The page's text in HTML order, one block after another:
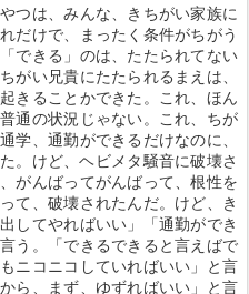
つは、みんな、きちがい家族に
だけで、まったく条件がちがう
できる」のは、たたられてない
がい兄貴にたたられるまえは、
きることかできた。これ、ほん
通の状況じゃない。これ、ちが
学、通勤ができるだけなのに、
けど、ヘビメタ騒音に破壊さ
がんばってがんばって、根性を
て、破壊されたんだ。けど、き
してやればいい」「通勤ができ
う。「できるできると言えばで
ニコニコしていればいい」と言
ら、まず、ゆずればいい」と言